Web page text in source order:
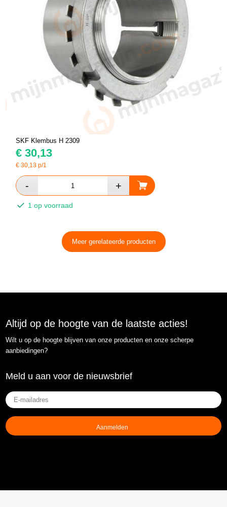
SKF Klembus H 2309
€ 30,13
€30,13 p/1
1 op voorraad
Meer gerelateerde producten
Altijd op de hoogte van de laatste acties!
Wilt u op de hoogte blijven van onze producten en onze scherpe
aanbiedingen?
Meld u aan voor de nieuwsbrief
E-
mailadres
(Vereist)